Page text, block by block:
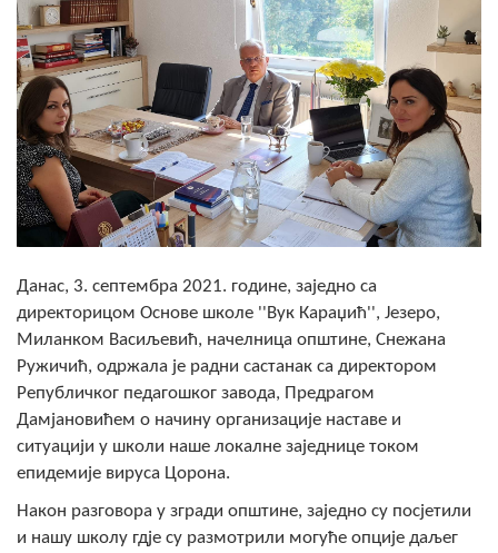
О Начелнику
Замјеник начелника
Извјештај о раду начелника
СКУПШТИНА
Статут Општине
Скупштинско вијеће општине језеро
Састав Скупштине
Службени Гласници
ОПШТИНСКА УПРАВА
ИНФО
Вијести
Данас, 3. септембра 2021. године, заједно са
директорицом Основе школе ''Вук Караџић'', Језеро,
Миланком Васиљевић, начелница општине, Снежана
Ружичић, одржала је радни састанак са директором
Републичког педагошког завода, Предрагом
Дамјановићем о начину организације наставе и
ситуацији у школи наше локалне заједнице током
епидемије вируса Цорона.
Након разговора у згради општине, заједно су посјетили
и нашу школу гдје су размотрили могуће опције даљег